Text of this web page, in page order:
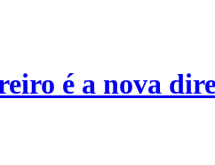
é a nova